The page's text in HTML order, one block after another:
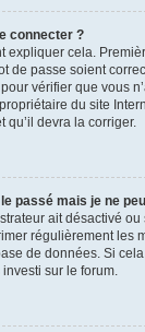
connecter ?
expliquer cela.
de passe soient
vérifier que vous
du site
qu’il devra la corriger.
passé mais je ne
ait désactivé
régulièrement les
de données. Si
sur le forum.